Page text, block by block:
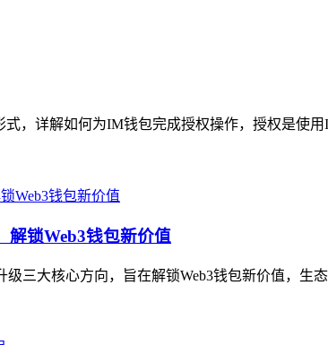
，详解如何为IM钱包完成授权操作，授权是使
解锁Web3钱包新价值
三大核心方向，旨在解锁Web3钱包新价值，生